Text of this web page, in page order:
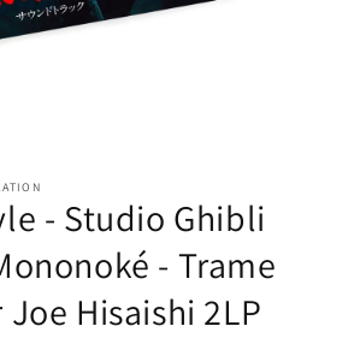
- Studio Ghibli
- Trame
Hisaishi 2LP